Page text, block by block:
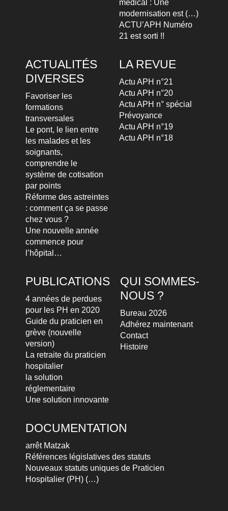
médical : Une
modernisation est (…)
ACTU’APH Numéro
21 est sorti !!
ACTUALITÉS
DIVERSES
Favoriser les
formations
transversales
Le pont, le lien entre
les malades et les
soignants,
comprendre le
système de cotisation
par points
Réforme des astreintes
: comment ça se passe
chez vous ?
Une nouvelle année
commence pour
l’hôpital…
LA REVUE
Actu APH n°21
Actu APH n°20
Actu APH n° spécial
Prévoyance
Actu APH n°19
Actu APH n°18
PUBLICATIONS
4 années de perdues
pour les PH en 2020
Guide du praticien en
grève (nouvelle
version)
La retraite du praticien
hospitalier
la solution
réglementaire
Une solution innovante
QUI SOMMES-
NOUS ?
Bureau 2026
Adhérez maintenant
Contact
Histoire
DOCUMENTATION
arrêt Matzak
Références législatives des statuts
Nouveaux statuts uniques de Praticien
Hospitalier (PH) (…)